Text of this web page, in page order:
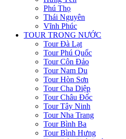
Phú Thọ
Thái Nguyên
Vĩnh Phúc
TOUR TRONG NƯỚC
Tour Đà Lạt
Tour Phú Quốc
Tour Côn Đảo
Tour Nam Du
Tour Hòn Sơn
Tour Cha Diệp
Tour Châu Đốc
Tour Tây Ninh
Tour Nha Trang
Tour Bình Ba
Tour Bình Hưng